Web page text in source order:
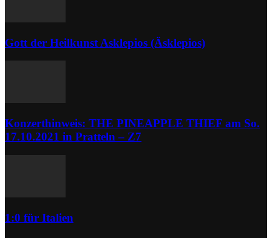
Gott der Heilkunst Asklepios (Äsklepios)
Konzerthinweis: THE PINEAPPLE THIEF am So.
17.10.2021 in Pratteln – Z7
1:0 für Italien